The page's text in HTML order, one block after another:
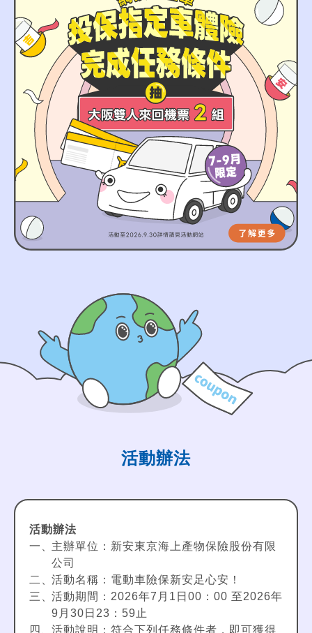
活動辦法
活動辦法
主辦單位：新安東京海上產物保險股份有限
公司
活動名稱：電動車險保新安足心安！
活動期間：2026年7月1日00：00 至2026年
9月30日23：59止
活動說明：符合下列任務條件者，即可獲得